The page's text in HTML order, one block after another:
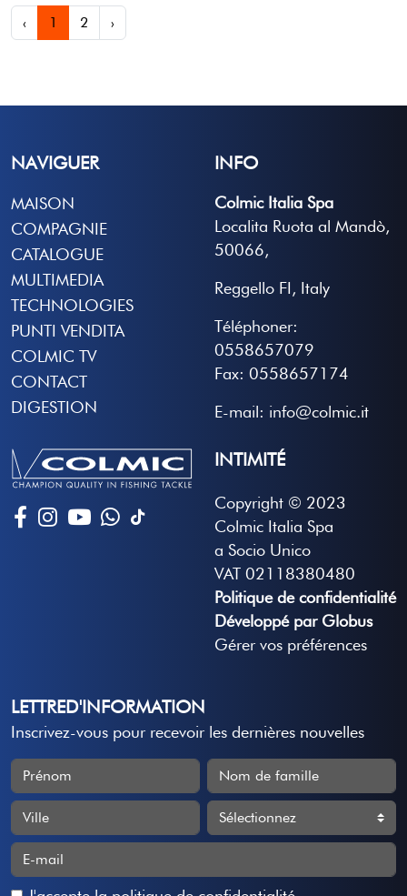
‹ 1 2 ›
NAVIGUER
MAISON
COMPAGNIE
CATALOGUE
MULTIMEDIA
TECHNOLOGIES
PUNTI VENDITA
COLMIC TV
CONTACT
DIGESTION
INFO
Colmic Italia Spa
Localita Ruota al Mandò,
50066,
Reggello FI, Italy
Téléphoner:
0558657079
Fax: 0558657174
E-mail: info@colmic.it
INTIMITÉ
Copyright © 2023
Colmic Italia Spa
a Socio Unico
VAT 02118380480
Politique de confidentialité
Développé par Globus
Gérer vos préférences
LETTRED'INFORMATION
Inscrivez-vous pour recevoir les dernières nouvelles